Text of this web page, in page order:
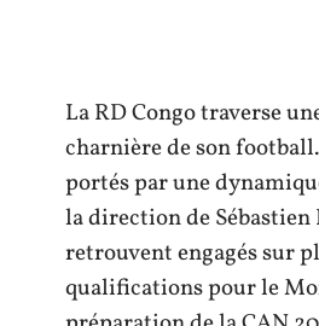
La RD Congo traverse
charnière de son
portés par une
la direction de Sébastien
retrouvent engagés sur
qualifications pour le